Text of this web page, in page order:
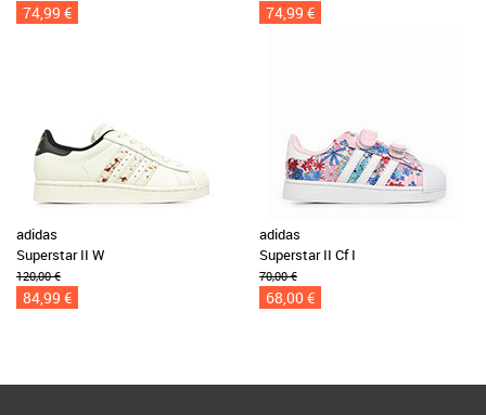
74,99 € 74,99 €
adidas
Superstar II W
120,00 €
84,99 €
adidas
Superstar II Cf I
70,00 €
68,00 €